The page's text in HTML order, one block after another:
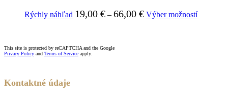
product
options
Rýchly náhľad 19,00 € – 66,00 € Výber možnostíThis
product
This site is protected by reCAPTCHA and the Google
Privacy Policy and Terms of Service apply.
Kontaktné údaje